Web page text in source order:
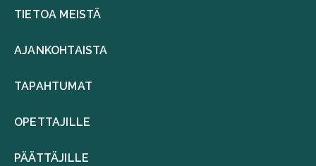
TIETOA MEISTÄ
AJANKOHTAISTA
TAPAHTUMAT
OPETTAJILLE
PÄÄTTÄJILLE